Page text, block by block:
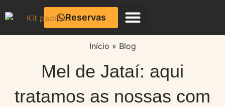
Reservas
Início » Blog
Mel de Jataí: aqui
tratamos as nossas com